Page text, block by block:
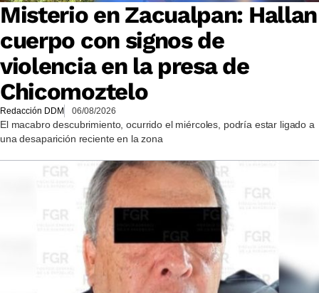
Misterio en Zacualpan: Hallan
cuerpo con signos de
violencia en la presa de
Chicomoztelo
Redacción DDM 06/08/2026
El macabro descubrimiento, ocurrido el miércoles, podría estar ligado a
una desaparición reciente en la zona